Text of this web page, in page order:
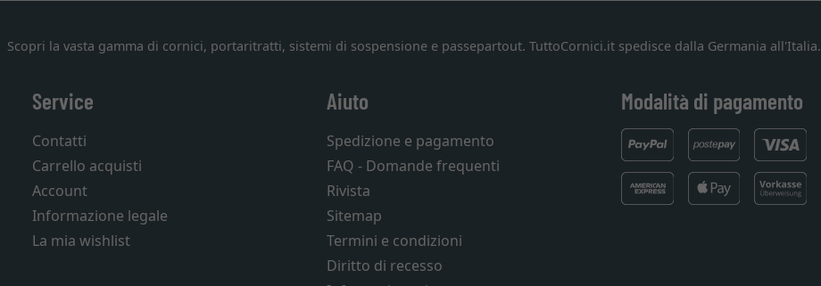
Scopri la vasta gamma di cornici, portaritratti, sistemi di sospensione e passepartout. TuttoCornici.it spedisce dalla Germania all'Italia.
Service
Contatti
Carrello acquisti
Account
Informazione legale
La mia wishlist
Aiuto
Spedizione e pagamento
FAQ - Domande frequenti
Rivista
Sitemap
Termini e condizioni
Diritto di recesso
Modalità di pagamento